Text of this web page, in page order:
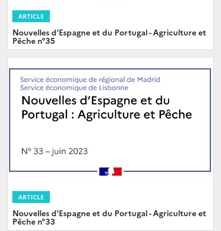
ARTICLE
Nouvelles d'Espagne et du Portugal - Agriculture et
Pêche n°35
ARTICLE
Nouvelles d'Espagne et du Portugal - Agriculture et
Pêche n°33